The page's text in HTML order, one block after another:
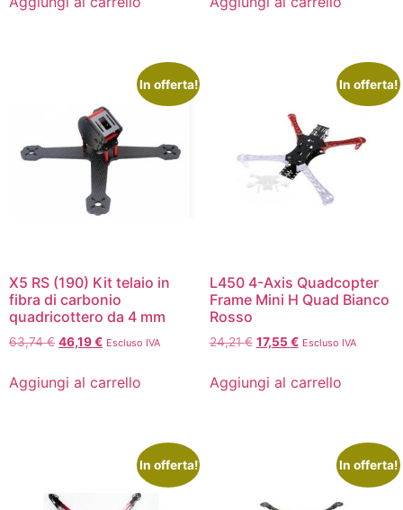
In offerta!
X5 RS (190) Kit telaio in
fibra di carbonio
quadricottero da 4 mm
63,74€ 46,19€ Escluso IVA
Aggiungi al carrello
In offerta!
L450 4-Axis Quadcopter
Frame Mini H Quad Bianco
Rosso
24,21€ 17,55€ Escluso IVA
Aggiungi al carrello
In offerta! In offerta!